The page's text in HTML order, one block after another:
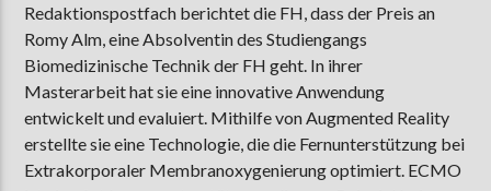
AKTUELLE SENDUNG
COFFEESHOP
09:00 12:00
Redaktionspostfach berichtet die FH, dass der Preis an
Romy Alm, eine Absolventin des Studiengangs
Biomedizinische Technik der FH geht. In ihrer
Masterarbeit hat sie eine innovative Anwendung
entwickelt und evaluiert. Mithilfe von Augmented Reality
erstellte sie eine Technologie, die die Fernunterstützung bei
Extrakorporaler Membranoxygenierung optimiert. ECMO